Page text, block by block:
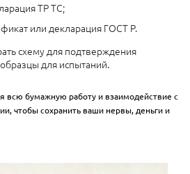
ТР ТС;
или декларация ГОСТ Р.
схему для подтверждения
для испытаний.
всю бумажную работу и взаимодействие с
чтобы сохранить ваши нервы, деньги и